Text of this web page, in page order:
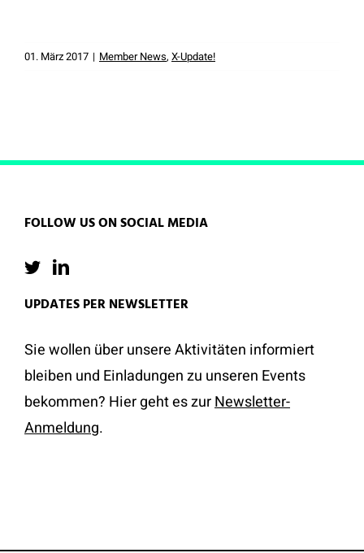
01. März 2017 | Member News, X-Update!
FOLLOW US ON SOCIAL MEDIA
UPDATES PER NEWSLETTER
Sie wollen über unsere Aktivitäten informiert
bleiben und Einladungen zu unseren Events
bekommen? Hier geht es zurNewsletter-
Anmeldung.